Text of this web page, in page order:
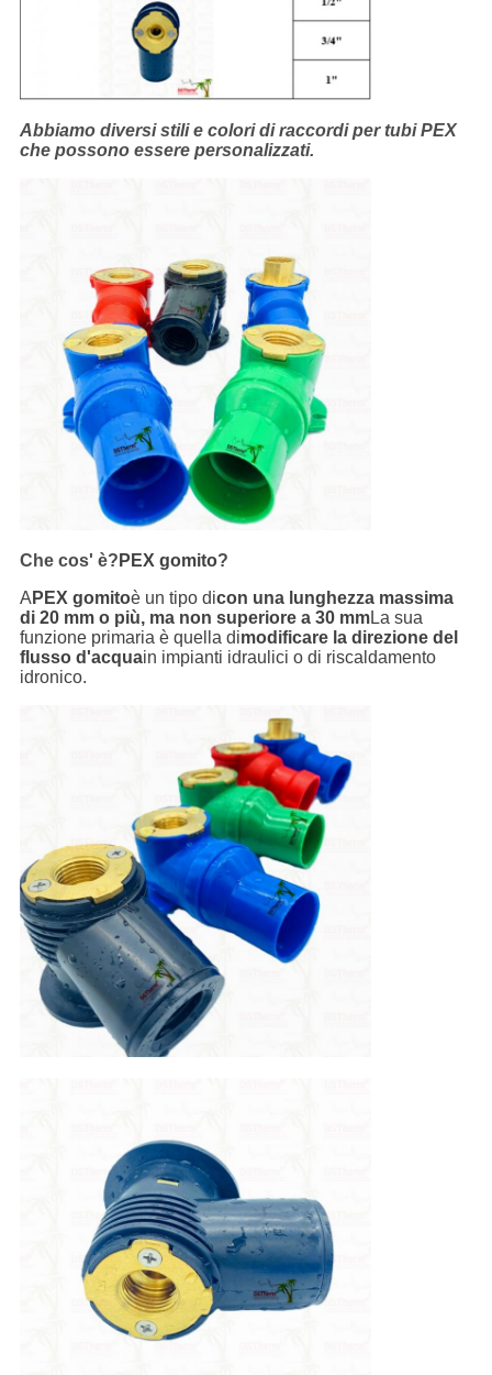
Abbiamo diversi stili e colori di raccordi per tubi PEX
che possono essere personalizzati.
Che cos' è? PEX gomito?
A PEX gomitoè un tipo dicon una lunghezza massima
di 20 mm o più, ma non superiore a 30 mmLa sua
funzione primaria è quella dimodificare la direzione del
flusso d'acquain impianti idraulici o di riscaldamento
idronico.